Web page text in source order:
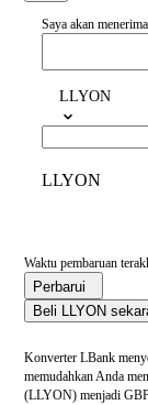
Saya akan menerima
LLYON
LLYON
Waktu pembaruan
Perbarui
Beli LLYON
Konverter LBank
memudahkan Anda
(LLYON) menjadi